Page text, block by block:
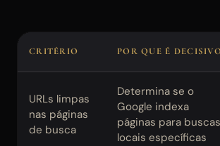
CRITÉRIO POR QUE É DECISIVO
URLs limpas
nas páginas
de busca
Determina se o
Google indexa
páginas para buscas
locais específicas